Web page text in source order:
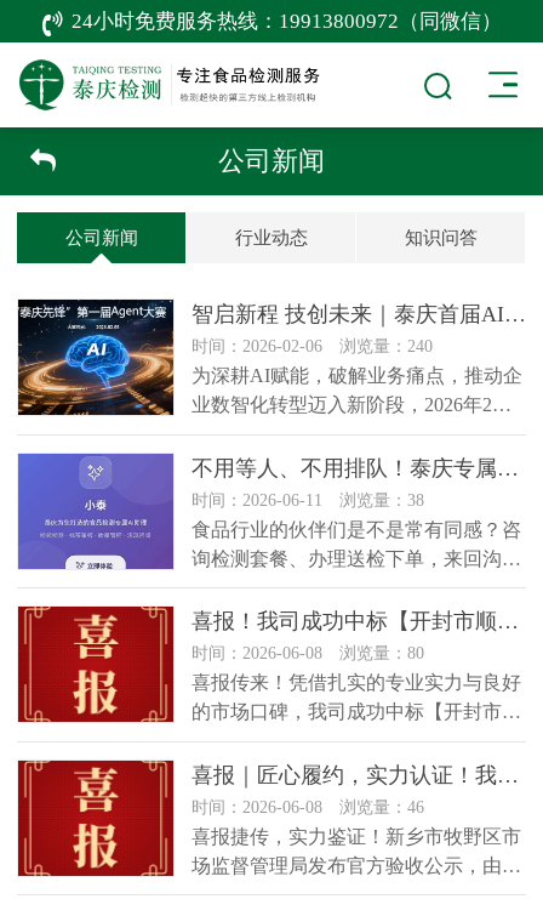
24小时免费服务热线： 19913800972（同微信）
公司新闻
公司新闻 行业动态 知识问答
智启新程 技创未来｜泰庆首届AI Agent大赛圆满落幕！
时间：2026-02-06 浏览量：240
为深耕AI赋能，破解业务痛点，推动企
业数智化转型迈入新阶段，2026年2月5
日，河南泰庆质量检测有限公司首届…
不用等人、不用排队！泰庆专属食品检测AI「小泰」｜查套餐、一键下单、标签自查，业务合规双提速✅
时间：2026-06-11 浏览量：38
食品行业的伙伴们是不是常有同感？咨
询检测套餐、办理送检下单，来回沟通
耗时耗力；人工审核标签易出疏漏，
非…
喜报！我司成功中标【开封市顺河回族区食品药品安全服务中心2026年度食品安全抽检项目】
时间：2026-06-08 浏览量：80
喜报传来！凭借扎实的专业实力与良好
的市场口碑，我司成功中标【开封市顺
河回族区食品药品安全服务中心2026
年…
喜报｜匠心履约，实力认证！我司顺利完成牧野区市场监管局食品安全抽检检测服务项目
时间：2026-06-08 浏览量：46
喜报捷传，实力鉴证！新乡市牧野区市
场监督管理局发布官方验收公示，由河
南泰庆质量检测有限公司承接的食品